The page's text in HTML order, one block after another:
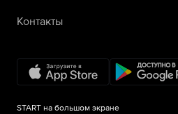
Контакты
START на большом экране